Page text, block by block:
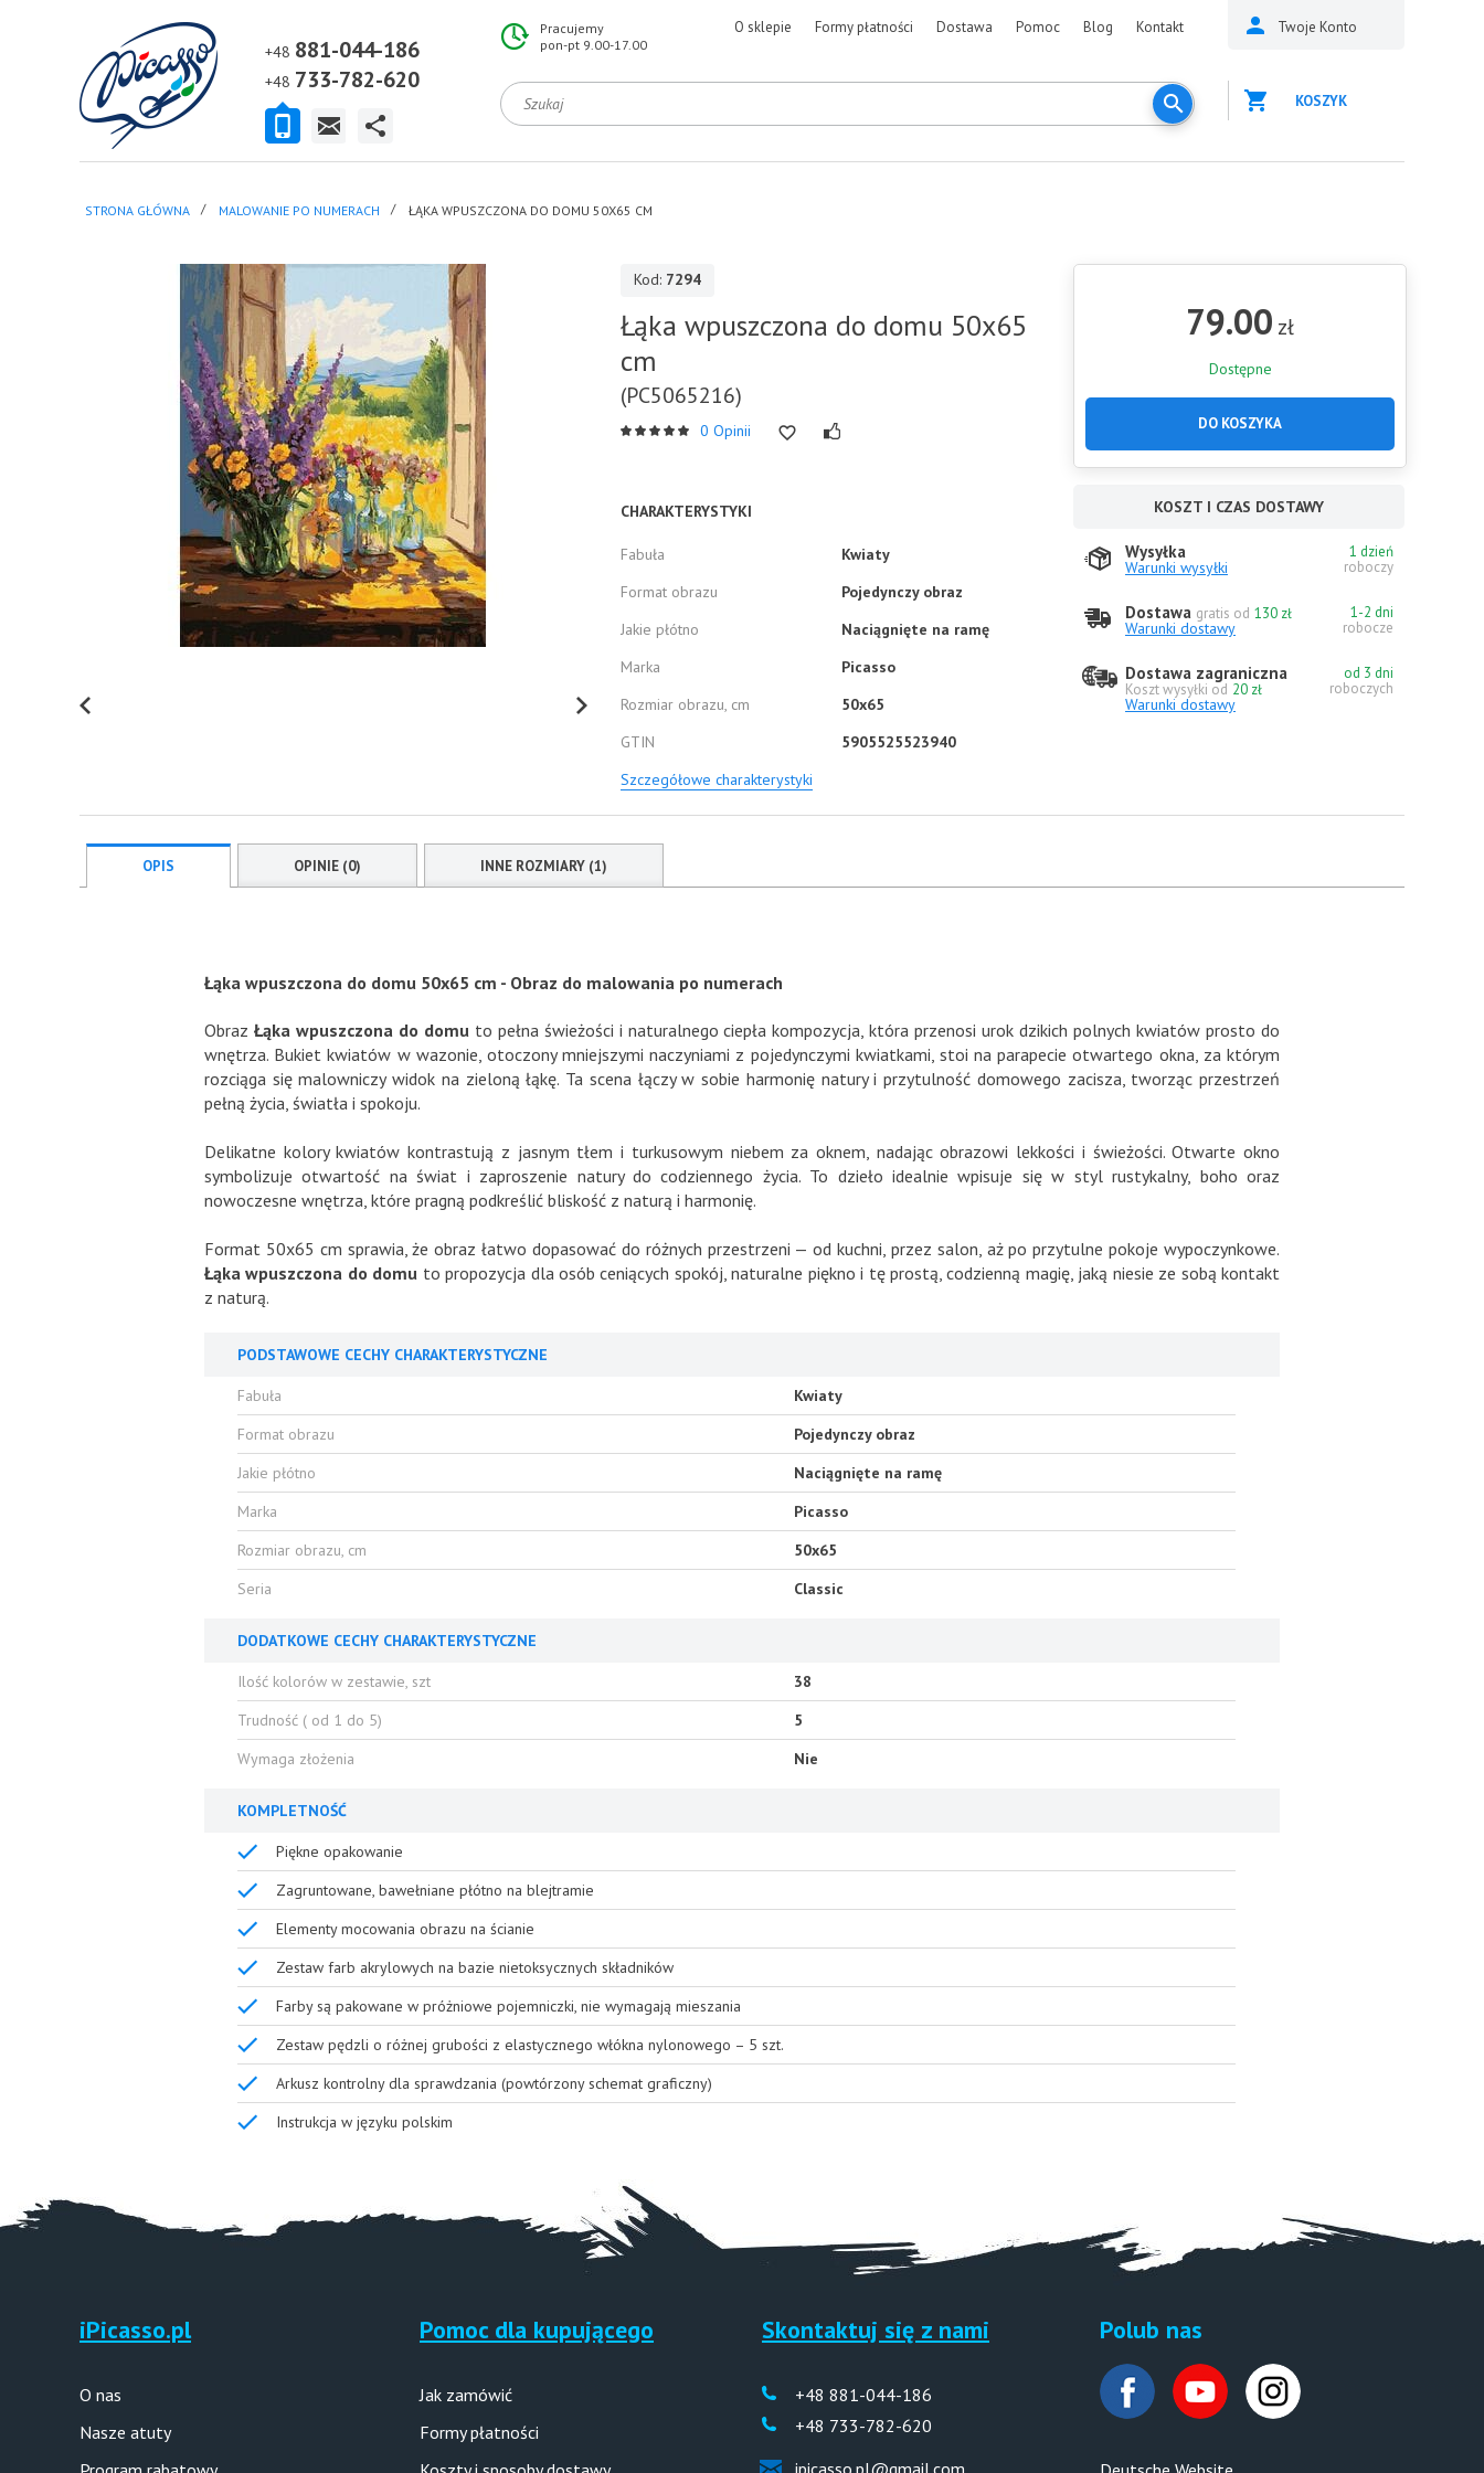
+48 881-044-186
+48 733-782-620
Pracujemy
pon-pt 9.00-17.00
O sklepie Formy płatności Dostawa Pomoc Blog Kontakt Twoje Konto
KOSZYK
STRONA GŁÓWNA MALOWANIE PO NUMERACH ŁĄKA WPUSZCZONA DO DOMU 50X65 CM
Kod: 7294
Łąka wpuszczona do domu 50x65
cm
(PC5065216)
0 Opinii
CHARAKTERYSTYKI
Fabuła
Kwiaty
Format obrazu
Pojedynczy obraz
Jakie płótno
Naciągnięte na ramę
Marka
Picasso
Rozmiar obrazu, cm
50x65
GTIN
5905525523940
Szczegółowe charakterystyki
79.00 zł
Dostępne
DO KOSZYKA
KOSZT I CZAS DOSTAWY
Wysyłka
Warunki wysyłki
1 dzień
roboczy
Dostawa gratis od 130 zł
Warunki dostawy
1-2 dni
robocze
Dostawa zagraniczna
Koszt wysyłki od 20 zł
Warunki dostawy
od 3 dni
roboczych
OPIS OPINIE (0) INNE ROZMIARY (1)
Łąka wpuszczona do domu 50x65 cm - Obraz do malowania po numerach
Obraz Łąka wpuszczona do domu to pełna świeżości i naturalnego ciepła kompozycja, która przenosi urok dzikich polnych kwiatów prosto do
wnętrza. Bukiet kwiatów w wazonie, otoczony mniejszymi naczyniami z pojedynczymi kwiatkami, stoi na parapecie otwartego okna, za którym
rozciąga się malowniczy widok na zieloną łąkę. Ta scena łączy w sobie harmonię natury i przytulność domowego zacisza, tworząc przestrzeń
pełną życia, światła i spokoju.
Delikatne kolory kwiatów kontrastują z jasnym tłem i turkusowym niebem za oknem, nadając obrazowi lekkości i świeżości. Otwarte okno
symbolizuje otwartość na świat i zaproszenie natury do codziennego życia. To dzieło idealnie wpisuje się w styl rustykalny, boho oraz
nowoczesne wnętrza, które pragną podkreślić bliskość z naturą i harmonię.
Format 50x65 cm sprawia, że obraz łatwo dopasować do różnych przestrzeni — od kuchni, przez salon, aż po przytulne pokoje wypoczynkowe.
Łąka wpuszczona do domu to propozycja dla osób ceniących spokój, naturalne piękno i tę prostą, codzienną magię, jaką niesie ze sobą kontakt
z naturą.
PODSTAWOWE CECHY CHARAKTERYSTYCZNE
Fabuła
Kwiaty
Format obrazu
Pojedynczy obraz
Jakie płótno
Naciągnięte na ramę
Marka
Picasso
Rozmiar obrazu, cm
50x65
Seria
Classic
DODATKOWE CECHY CHARAKTERYSTYCZNE
Ilość kolorów w zestawie, szt
38
Trudność ( od 1 do 5)
5
Wymaga złożenia
Nie
KOMPLETNOŚĆ
Piękne opakowanie
Zagruntowane, bawełniane płótno na blejtramie
Elementy mocowania obrazu na ścianie
Zestaw farb akrylowych na bazie nietoksycznych składników
Farby są pakowane w próżniowe pojemniczki, nie wymagają mieszania
Zestaw pędzli o różnej grubości z elastycznego włókna nylonowego – 5 szt.
Arkusz kontrolny dla sprawdzania (powtórzony schemat graficzny)
Instrukcja w języku polskim
iPicasso.pl
O nas
Nasze atuty
Pomoc dla kupującego
Jak zamówić
Formy płatności
Skontaktuj się z nami
+48 881-044-186
+48 733-782-620
ipicasso.pl@gmail.com
Polub nas